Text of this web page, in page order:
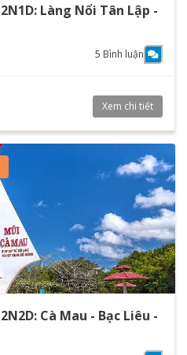
Làng Nổi Tân Lập -
5 Bình luận
Xem chi tiết
Cà Mau - Bạc Liêu -